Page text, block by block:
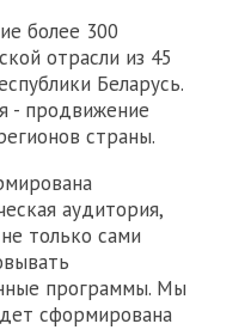
более 300
отрасли из 45
Беларусь.
- продвижение
страны.
аудитория,
только сами
программы. Мы
сформирована